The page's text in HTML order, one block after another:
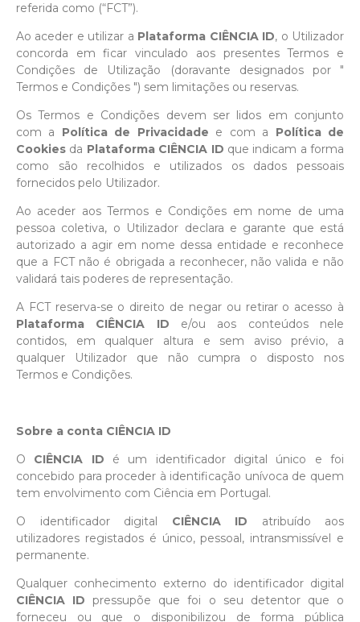
referida como (“FCT”).
Ao aceder e utilizar a Plataforma CIÊNCIA ID, o Utilizador
concorda em ficar vinculado aos presentes Termos e
Condições de Utilização (doravante designados por "
Termos e Condições ") sem limitações ou reservas.
Os Termos e Condições devem ser lidos em conjunto
com a Política de Privacidade e com a Política de
Cookies da Plataforma CIÊNCIA ID que indicam a forma
como são recolhidos e utilizados os dados pessoais
fornecidos pelo Utilizador.
Ao aceder aos Termos e Condições em nome de uma
pessoa coletiva, o Utilizador declara e garante que está
autorizado a agir em nome dessa entidade e reconhece
que a FCT não é obrigada a reconhecer, não valida e não
validará tais poderes de representação.
A FCT reserva-se o direito de negar ou retirar o acesso à
Plataforma CIÊNCIA ID e/ou aos conteúdos nele
contidos, em qualquer altura e sem aviso prévio, a
qualquer Utilizador que não cumpra o disposto nos
Termos e Condições.
Sobre a conta CIÊNCIA ID
O CIÊNCIA ID é um identificador digital único e foi
concebido para proceder à identificação unívoca de quem
tem envolvimento com Ciência em Portugal.
O identificador digital CIÊNCIA ID atribuído aos
utilizadores registados é único, pessoal, intransmissível e
permanente.
Qualquer conhecimento externo do identificador digital
CIÊNCIA ID pressupõe que foi o seu detentor que o
forneceu ou que o disponibilizou de forma pública